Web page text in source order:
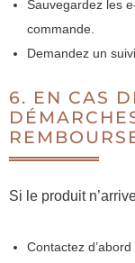
Sauvegardez les
commande.
Demandez un
6. EN CAS
Si le produit
Contactez